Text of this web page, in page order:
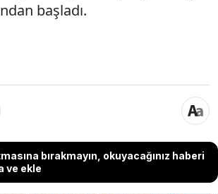
başladı.
bırakmayın, okuyacağınız haberi
ve ekle